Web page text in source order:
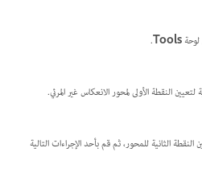
Tools
.
النقطة الأولى لمحور الانعكاس غير المرئي.
الثانية للمحور، ثم قم بأحد الإجراءات التالية